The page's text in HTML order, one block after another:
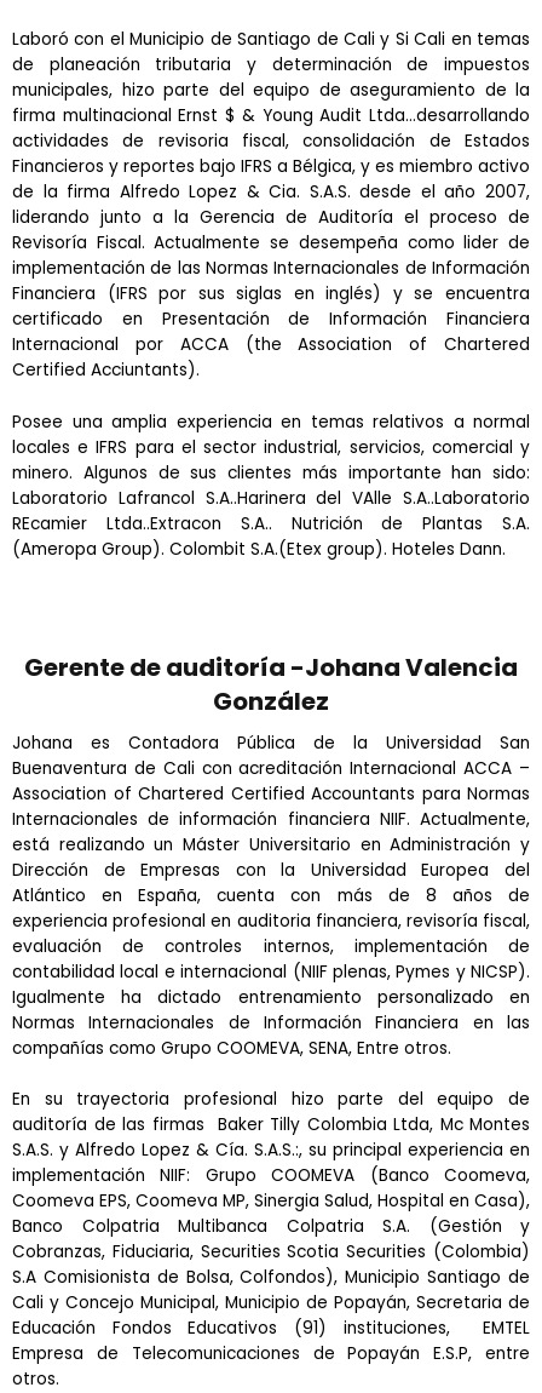
Laboró con el Municipio de Santiago de Cali y Si Cali en temas
de planeación tributaria y determinación de impuestos
municipales, hizo parte del equipo de aseguramiento de la
firma multinacional Ernst $ & Young Audit Ltda…desarrollando
actividades de revisoria fiscal, consolidación de Estados
Financieros y reportes bajo IFRS a Bélgica, y es miembro activo
de la firma Alfredo Lopez & Cia. S.A.S. desde el año 2007,
liderando junto a la Gerencia de Auditoría el proceso de
Revisoría Fiscal. Actualmente se desempeña como lider de
implementación de las Normas Internacionales de Información
Financiera (IFRS por sus siglas en inglés) y se encuentra
certificado en Presentación de Información Financiera
Internacional por ACCA (the Association of Chartered
Certified Acciuntants).
Posee una amplia experiencia en temas relativos a normal
locales e IFRS para el sector industrial, servicios, comercial y
minero. Algunos de sus clientes más importante han sido:
Laboratorio Lafrancol S.A..Harinera del VAlle S.A..Laboratorio
REcamier Ltda..Extracon S.A.. Nutrición de Plantas S.A.
(Ameropa Group). Colombit S.A.(Etex group). Hoteles Dann.
Gerente de auditoría -Johana Valencia
González
Johana es Contadora Pública de la Universidad San
Buenaventura de Cali con acreditación Internacional ACCA –
Association of Chartered Certified Accountants para Normas
Internacionales de información financiera NIIF. Actualmente,
está realizando un Máster Universitario en Administración y
Dirección de Empresas con la Universidad Europea del
Atlántico en España, cuenta con más de 8 años de
experiencia profesional en auditoria financiera, revisoría fiscal,
evaluación de controles internos, implementación de
contabilidad local e internacional (NIIF plenas, Pymes y NICSP).
Igualmente ha dictado entrenamiento personalizado en
Normas Internacionales de Información Financiera en las
compañías como Grupo COOMEVA, SENA, Entre otros.
En su trayectoria profesional hizo parte del equipo de
auditoría de las firmas Baker Tilly Colombia Ltda, Mc Montes
S.A.S. y Alfredo Lopez & Cía. S.A.S.:, su principal experiencia en
implementación NIIF: Grupo COOMEVA (Banco Coomeva,
Coomeva EPS, Coomeva MP, Sinergia Salud, Hospital en Casa),
Banco Colpatria Multibanca Colpatria S.A. (Gestión y
Cobranzas, Fiduciaria, Securities Scotia Securities (Colombia)
S.A Comisionista de Bolsa, Colfondos), Municipio Santiago de
Cali y Concejo Municipal, Municipio de Popayán, Secretaria de
Educación Fondos Educativos (91) instituciones, EMTEL
Empresa de Telecomunicaciones de Popayán E.S.P, entre
otros.